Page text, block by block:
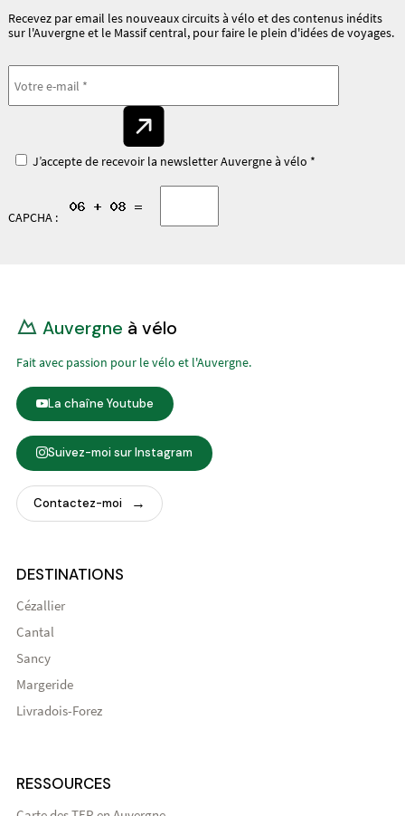
Recevez par email les nouveaux circuits à vélo et des contenus inédits
sur l'Auvergne et le Massif central, pour faire le plein d'idées de voyages.
J’accepte de recevoir la newsletter Auvergne à vélo *
CAPCHA :
Auvergne à vélo
Fait avec passion pour le vélo et l'Auvergne.
La chaîne Youtube
Suivez-moi sur Instagram
Contactez-moi
DESTINATIONS
Cézallier
Cantal
Sancy
Margeride
Livradois-Forez
RESSOURCES